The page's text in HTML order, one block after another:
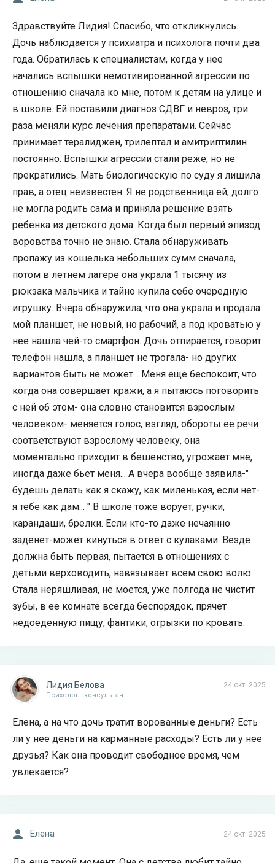
Здравствуйте Лидия! Спасибо, что откликнулись.
Дочь наблюдается у психиатра и психолога почти два
года. Обратилась к специалистам, когда у нее
начались вспышки немотивированной агрессии по
отношению сначала ко мне, потом к детям на улице и
в школе. Ей поставили диагноз СДВГ и невроз, три
раза меняли курс лечения препаратами. Сейчас
принимает тералиджен, трилептал и амитриптилин
постоянно. Вспышки агрессии стали реже, но не
прекратились. Мать биологическую по суду я лишила
прав, а отец неизвестен. Я не родственница ей, долго
не могла родить сама и приняла решение взять
ребенка из детского дома. Когда был первый эпизод
воровства точно не знаю. Стала обнаруживать
пропажу из кошелька небольших сумм сначала,
потом в летнем лагере она украла 1 тысячу из
рюкзака мальчика и тайно купила себе очередную
игрушку. Вчера обнаружила, что она украла и продала
мой планшет, не новый, но рабочий, а под кроватью у
нее нашла чей-то смартфон. Дочь отпирается, говорит
телефон нашла, а планшет не трогала- но других
вариантов быть не может... Меня еще беспокоит, что
когда она совершает кражи, а я пытаюсь поговорить
с ней об этом- она словно становится взрослым
человеком- меняется голос, взгляд, обороты ее речи
соответствуют взрослому человеку, она
моментально приходит в бешенство, угрожает мне,
иногда даже бьет меня... А вчера вообще заявила-"
будешь делать как я скажу, как миленькая, если нет-
я тебе как дам... " В школе тоже ворует, ручки,
карандаши, брелки. Если кто-то даже нечаянно
заденет-может кинуться в ответ с кулаками. Везде
должна быть первая, пытается в отношениях с
детьми верховодить, навязывает всем свою волю.
Стала неряшливая, не моется, уже полгода не чистит
зубы, в ее комнате всегда беспорядок, прячет
недоеденную пищу, фантики, огрызки по кровать.
24 окт. 2025
Лидия Белова
Психолог - консультант
Елена, а на что дочь тратит ворованные деньги? Есть
ли у нее деньги на карманные расходы? Есть ли у нее
друзья? Как она проводит свободное время, чем
увлекается?
24 окт. 2025
Елена